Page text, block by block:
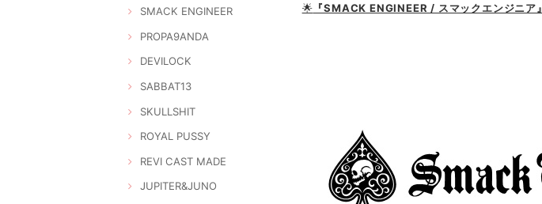
SMACK ENGINEER
PROPA9ANDA
DEVILOCK
SABBAT13
SKULLSHIT
ROYAL PUSSY
REVI CAST MADE
JUPITER&JUNO
🌟 『SMACK ENGINEER / スマックエンジニア』